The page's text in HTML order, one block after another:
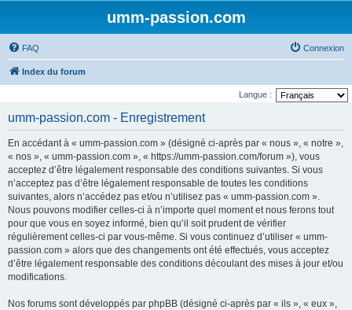
umm-passion.com
FAQ Connexion
Index du forum
Langue :
umm-passion.com - Enregistrement
En accédant à « umm-passion.com » (désigné ci-après par « nous », « notre »,
« nos », « umm-passion.com », « https://umm-passion.com/forum »), vous
acceptez d’être légalement responsable des conditions suivantes. Si vous
n’acceptez pas d’être légalement responsable de toutes les conditions
suivantes, alors n’accédez pas et/ou n’utilisez pas « umm-passion.com ».
Nous pouvons modifier celles-ci à n’importe quel moment et nous ferons tout
pour que vous en soyez informé, bien qu’il soit prudent de vérifier
régulièrement celles-ci par vous-même. Si vous continuez d’utiliser « umm-
passion.com » alors que des changements ont été effectués, vous acceptez
d’être légalement responsable des conditions découlant des mises à jour et/ou
modifications.
Nos forums sont développés par phpBB (désigné ci-après par « ils », « eux »,